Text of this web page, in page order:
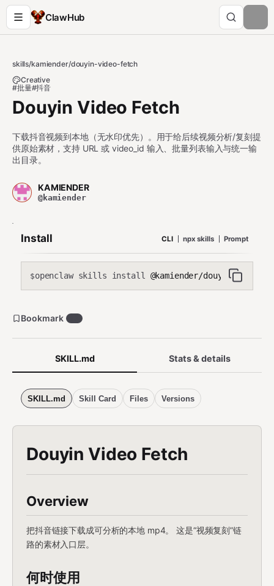
ClawHub
skills/kamiender/douyin-video-fetch
Creative
#批量#抖音
Douyin Video Fetch
下载抖音视频到本地（无水印优先）。用于给后续视频分析/复刻提
供原始素材，支持 URL 或 video_id 输入、批量列表输入与统一输
出目录。
KAMIENDER
@kamiender
Install CLI npx skills Prompt
$openclaw skills install @kamiender/douyin-video-
SKILL.md Stats & details
SKILL.md Skill Card Files Versions
Douyin Video Fetch
Overview
把抖音链接下载成可分析的本地 mp4。 这是“视频复刻”链
路的素材入口层。
何时使用
Bookmark